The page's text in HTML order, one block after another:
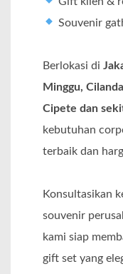
Souvenir
Berlokasi di
Minggu,
Cipete dan
kebutuhan
terbaik dan
Konsultasikan
souvenir
kami siap
gift set yang